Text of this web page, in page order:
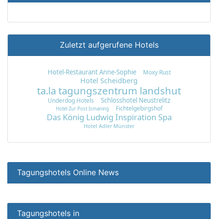
Zuletzt aufgerufene Hotels
Hotel-Restaurant Anne-Sophie Moxy Rust
Hotel Scheidberg
ta.la tagungszentrum landshut
Underdog Hotels Schlosshotel Neustrelitz
Hotel Zur Post Ismaning Fichtelgebirgshof
Das König Ludwig Inspiration Spa
Hotel Adler Münster
Tagungshotels Online News
Tagungshotels in